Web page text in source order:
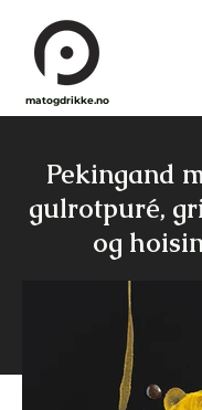
matogdrikke.no
Pekingand
gulrotpuré,
og